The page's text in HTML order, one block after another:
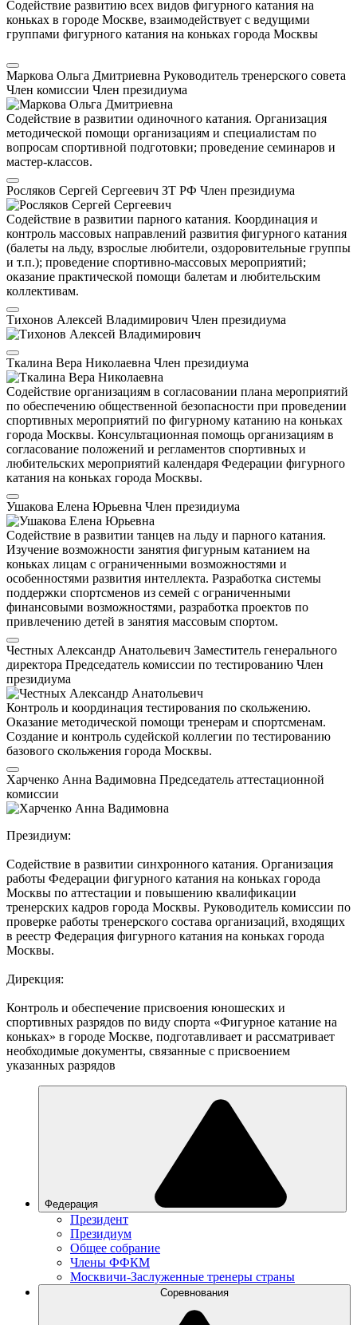
Содействие развитию всех видов фигурного катания на
коньках в городе Москве, взаимодействует с ведущими
группами фигурного катания на коньках города Москвы
Маркова Ольга Дмитриевна Руководитель тренерского совета
Член комиссии Член президиума
Содействие в развитии одиночного катания. Организация
методической помощи организациям и специалистам по
вопросам спортивной подготовки; проведение семинаров и
мастер-классов.
Росляков Сергей Сергеевич ЗТ РФ Член президиума
Содействие в развитии парного катания. Координация и
контроль массовых направлений развития фигурного катания
(балеты на льду, взрослые любители, оздоровительные группы
и т.п.); проведение спортивно-массовых мероприятий;
оказание практической помощи балетам и любительским
коллективам.
Тихонов Алексей Владимирович Член президиума
Ткалина Вера Николаевна Член президиума
Содействие организациям в согласовании плана мероприятий
по обеспечению общественной безопасности при проведении
спортивных мероприятий по фигурному катанию на коньках
города Москвы. Консультационная помощь организациям в
согласование положений и регламентов спортивных и
любительских мероприятий календаря Федерации фигурного
катания на коньках города Москвы.
Ушакова Елена Юрьевна Член президиума
Содействие в развитии танцев на льду и парного катания.
Изучение возможности занятия фигурным катанием на
коньках лицам с ограниченными возможностями и
особенностями развития интеллекта. Разработка системы
поддержки спортсменов из семей с ограниченными
финансовыми возможностями, разработка проектов по
привлечению детей в занятия массовым спортом.
Честных Александр Анатольевич Заместитель генерального
директора Председатель комиссии по тестированию Член
президиума
Контроль и координация тестирования по скольжению.
Оказание методической помощи тренерам и спортсменам.
Создание и контроль судейской коллегии по тестированию
базового скольжения города Москвы.
Харченко Анна Вадимовна Председатель аттестационной
комиссии
Президиум:
Содействие в развитии синхронного катания. Организация
работы Федерации фигурного катания на коньках города
Москвы по аттестации и повышению квалификации
тренерских кадров города Москвы. Руководитель комиссии по
проверке работы тренерского состава организаций, входящих
в реестр Федерация фигурного катания на коньках города
Москвы.
Дирекция:
Контроль и обеспечение присвоения юношеских и
спортивных разрядов по виду спорта «Фигурное катание на
коньках» в городе Москве, подготавливает и рассматривает
необходимые документы, связанные с присвоением
указанных разрядов
Федерация
Президент
Президиум
Общее собрание
Члены ФФКМ
Москвичи-Заслуженные тренеры страны
Соревнования